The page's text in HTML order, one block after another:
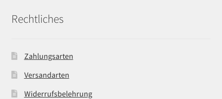
Rechtliches
Zahlungsarten
Versandarten
Widerrufsbelehrung